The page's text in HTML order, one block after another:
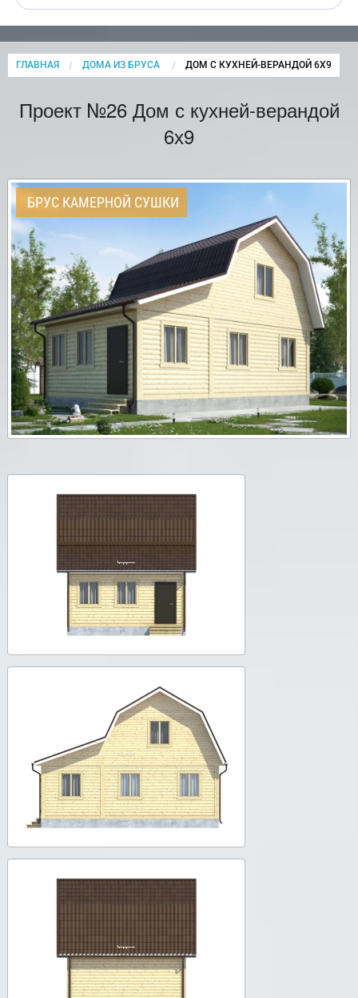
ГЛАВНАЯ ДОМА ИЗ БРУСА CURRENT:
ДОМ С КУХНЕЙ-ВЕРАНДОЙ 6Х9
Проект №26 Дом с кухней-верандой
6х9
БРУС КАМЕРНОЙ СУШКИ